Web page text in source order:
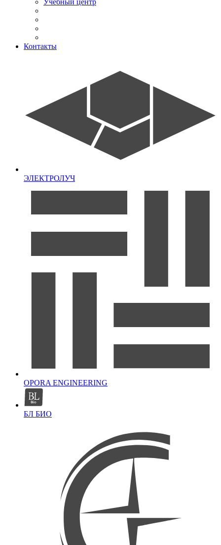
Контакты
ЭЛЕКТРОЛУЧ
OPORA ENGINEERING
БЛ БИО